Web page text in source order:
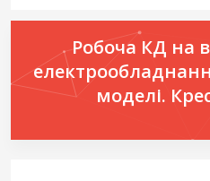
Робоча КД на
моделі.